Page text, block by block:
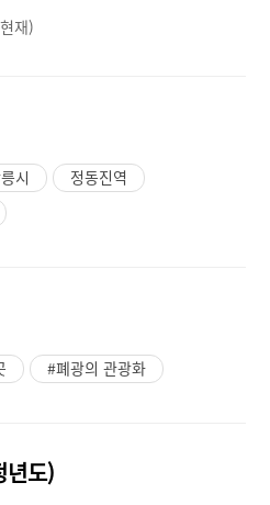
재)
시
정동진역
#폐광의 관광화
년도)